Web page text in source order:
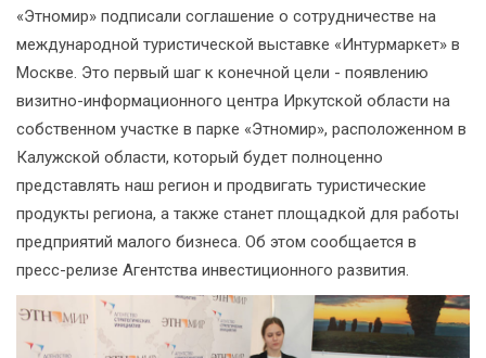
«Этномир» подписали соглашение о сотрудничестве на
международной туристической выставке «Интурмаркет» в
Москве. Это первый шаг к конечной цели - появлению
визитно-информационного центра Иркутской области на
собственном участке в парке «Этномир», расположенном в
Калужской области, который будет полноценно
представлять наш регион и продвигать туристические
продукты региона, а также станет площадкой для работы
предприятий малого бизнеса. Об этом сообщается в
пресс-релизе Агентства инвестиционного развития.